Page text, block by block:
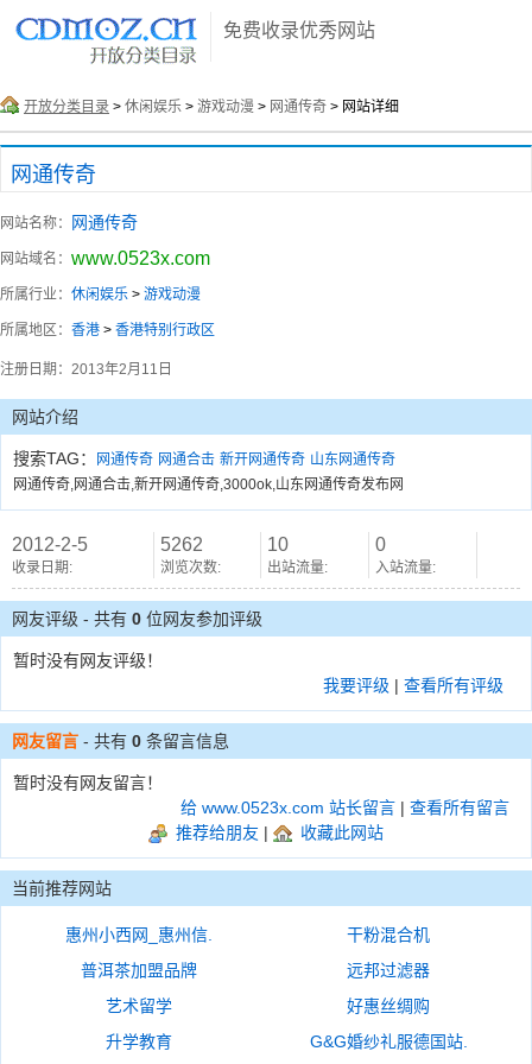
免费收录优秀网站
开放分类目录 > 休闲娱乐 > 游戏动漫 > 网通传奇 > 网站详细
网通传奇
网站名称： 网通传奇
网站域名： www.0523x.com
所属行业： 休闲娱乐 > 游戏动漫
所属地区： 香港 > 香港特别行政区
注册日期： 2013年2月11日
网站介绍
搜索TAG： 网通传奇 网通合击 新开网通传奇 山东网通传奇
网通传奇,网通合击,新开网通传奇,3000ok,山东网通传奇发布网
2012-2-5
收录日期:
5262
浏览次数:
10
出站流量:
0
入站流量:
网友评级 - 共有 0 位网友参加评级
暂时没有网友评级！
我要评级 | 查看所有评级
网友留言 - 共有 0 条留言信息
暂时没有网友留言！
给 www.0523x.com 站长留言 | 查看所有留言
推荐给朋友 | 收藏此网站
当前推荐网站
惠州小西网_惠州信.
干粉混合机
普洱茶加盟品牌
远邦过滤器
艺术留学
好惠丝绸购
升学教育
G&G婚纱礼服德国站.